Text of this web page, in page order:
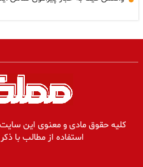
کلیه حقوق مادی و معنوی این
استفاده از مطالب با